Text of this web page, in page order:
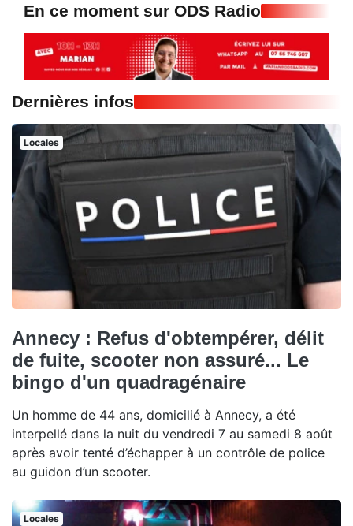
En ce moment sur ODS Radio
Dernières infos
Locales
Annecy : Refus d'obtempérer, délit
de fuite, scooter non assuré... Le
bingo d'un quadragénaire
Un homme de 44 ans, domicilié à Annecy, a été
interpellé dans la nuit du vendredi 7 au samedi 8 août
après avoir tenté d’échapper à un contrôle de police
au guidon d’un scooter.
Locales